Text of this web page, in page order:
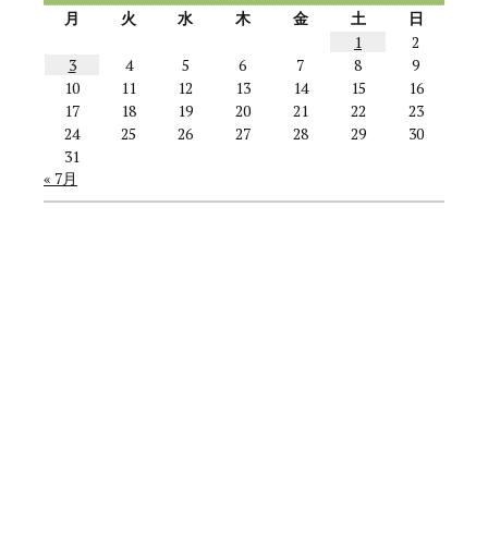
月
火 水 木 金 土
日
1
2
3
4 5 6 7 8
9
10
11 12 13 14 15
16
17
18 19 20 21 22
23
24
25 26 27 28 29
30
31
« 7月